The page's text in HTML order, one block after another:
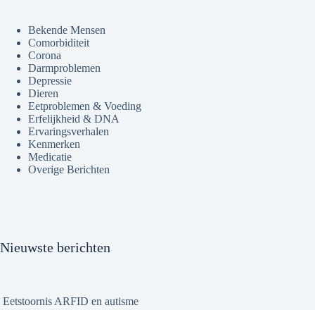
Bekende Mensen
Comorbiditeit
Corona
Darmproblemen
Depressie
Dieren
Eetproblemen & Voeding
Erfelijkheid & DNA
Ervaringsverhalen
Kenmerken
Medicatie
Overige Berichten
Nieuwste berichten
Eetstoornis ARFID en autisme